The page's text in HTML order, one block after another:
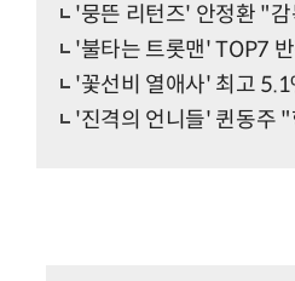
'뭉뜬 리턴즈' 안정환 "
'불타는 트롯맨' TOP7
'꽃선비 열애사' 최고
'진격의 언니들' 퀸동주